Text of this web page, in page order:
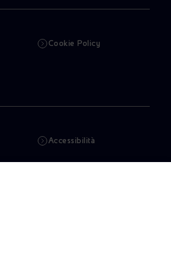
Cookie Policy
Accessibilità